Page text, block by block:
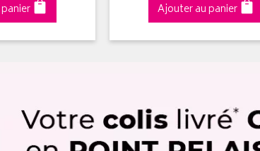
Ajouter au panier